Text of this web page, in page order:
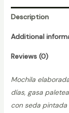
Description
Additional
Reviews (0)
Mochila
días, gasa
con seda